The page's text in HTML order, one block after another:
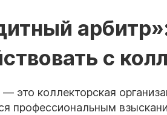
с
это коллекторская
профессиональным